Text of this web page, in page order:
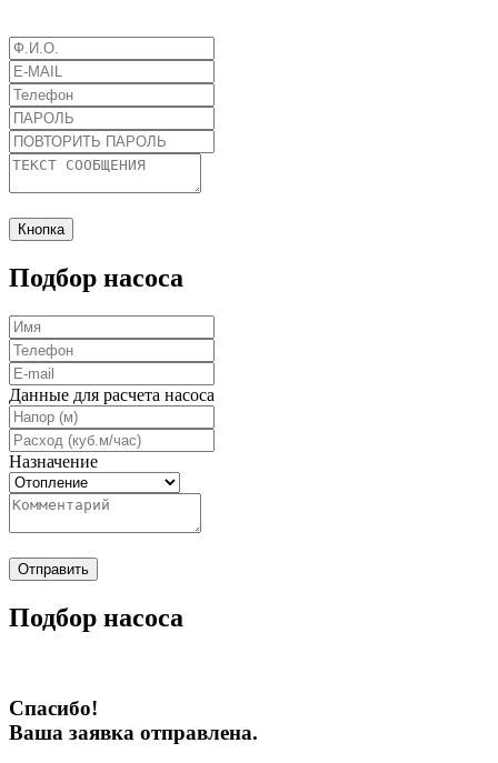
Кнопка
Подбор насоса
Данные для расчета насоса
Назначение
Отправить
Подбор насоса
Спасибо!
Ваша заявка отправлена.